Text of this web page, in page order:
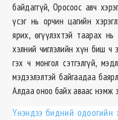
байдаггүй, Оросоос авч
үсэг нь орчин цагийн
ярих, өгүүлэхтэй таарах
хэлний чиглэлийн хүн биш ч
гэх ч монгол сэтгэлгүй,
мэдээлэлтэй байгаадаа
Алдаа оноо байх аваас нэмж
Үнэндээ бидний одоогийн